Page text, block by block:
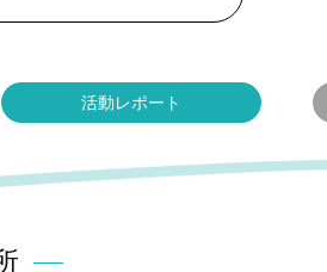
活動レポート